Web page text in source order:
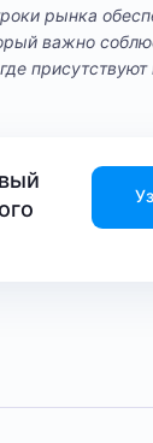
рынка
важно